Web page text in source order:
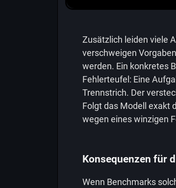
Zusätzlich leiden viele
verschweigen
werden. Ein konkretes
Fehlerteufel: Eine
Trennstrich. Der
Folgt das Modell exakt
wegen eines winzigen
Konsequenzen für
Wenn Benchmarks